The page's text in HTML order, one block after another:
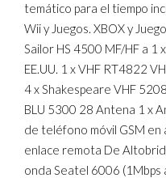
temático para el tiempo
Wii y Juegos. XBOX y
Sailor HS 4500 MF/HF a 1
EE.UU. 1 x VHF RT4822
4 x Shakespeare VHF
BLU 5300 28 Antena 1 x
de teléfono móvil GSM
enlace remota De
onda Seatel 6006 (1Mbps